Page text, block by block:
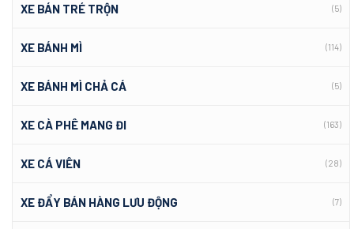
XE BÁN TRÉ TRỘN (5)
XE BÁNH MÌ (114)
XE BÁNH MÌ CHẢ CÁ (5)
XE CÀ PHÊ MANG ĐI (163)
XE CÁ VIÊN (28)
XE ĐẨY BÁN HÀNG LƯU ĐỘNG (7)